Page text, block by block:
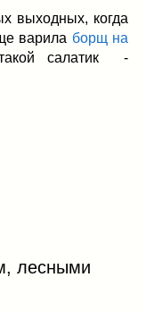
выходных, когда
варила борщ на
салатик -
лесными